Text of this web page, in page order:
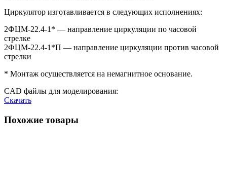
Циркулятор изготавливается в следующих исполнениях:
2ФЦМ-22.4-1* — направление циркуляции по часовой
стрелке
2ФЦМ-22.4-1*П — направление циркуляции против часовой
стрелки
* Монтаж осуществляется на немагнитное основание.
CAD файлы для моделирования:
Скачать
Похожие товары